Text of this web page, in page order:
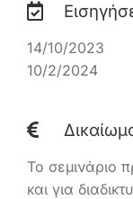
14/10/2023
10/2/2024
Το σεμινάριο
και για